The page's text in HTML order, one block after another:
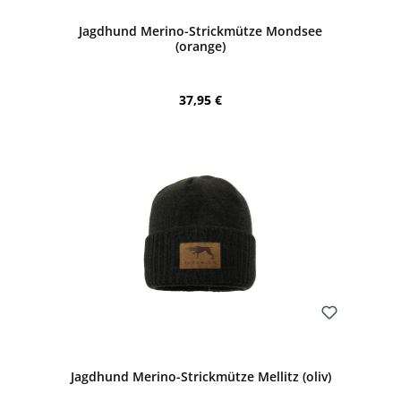
Jagdhund Merino-Strickmütze Mondsee
(orange)
Regulärer Preis:
37,95 €
Jagdhund Merino-Strickmütze Mellitz (oliv)